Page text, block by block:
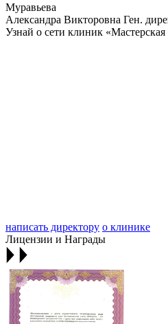
Муравьева
Александра Викторовна Ген.
Узнай о сети клиник
написать директору о клинике
Лицензии и Награды